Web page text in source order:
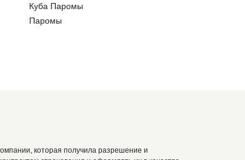
Куба Паромы
Паромы
которая получила разрешение и